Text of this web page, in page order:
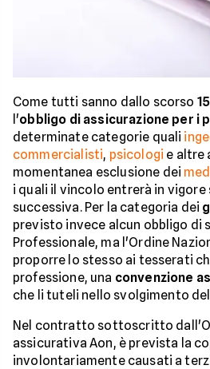
Come tutti sanno dallo scorso
l'obbligo di assicurazione per i
determinate categorie quali
commercialisti, psicologi e altre
momentanea esclusione dei
i quali il vincolo entrerà in vigore
successiva. Per la categoria dei
previsto invece alcun obbligo di
Professionale, ma l'Ordine
proporre lo stesso ai tesserati
professione, una convenzione
che li tuteli nello svolgimento
Nel contratto sottoscritto
assicurativa Aon, è prevista la
involontariamente causati a